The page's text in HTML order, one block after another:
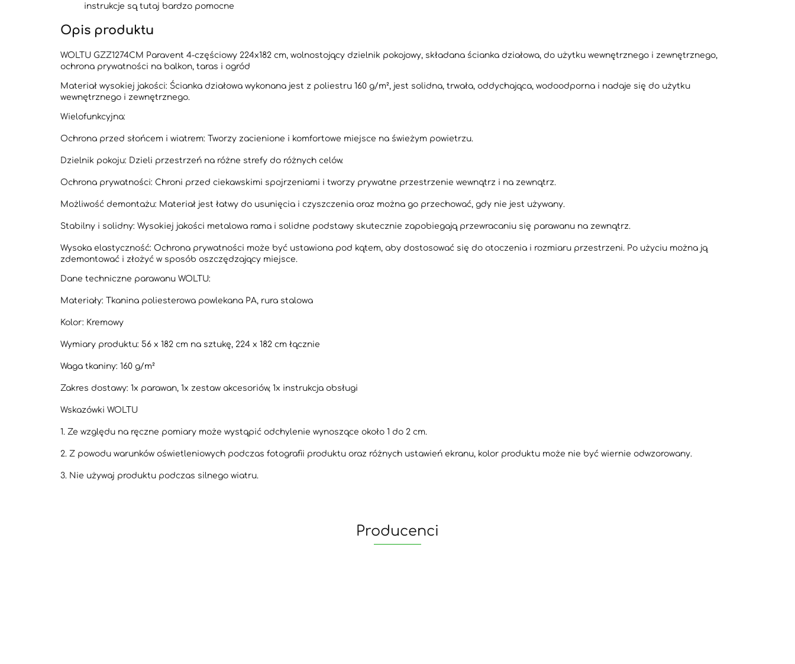
instrukcje są tutaj bardzo pomocne
Opis produktu
WOLTU GZZ1274CM Paravent 4-częściowy 224x182 cm, wolnostojący dzielnik pokojowy, składana ścianka działowa, do użytku wewnętrznego i zewnętrznego,
ochrona prywatności na balkon, taras i ogród
Materiał wysokiej jakości: Ścianka działowa wykonana jest z poliestru 160 g/m², jest solidna, trwała, oddychająca, wodoodporna i nadaje się do użytku
wewnętrznego i zewnętrznego.
Wielofunkcyjna:
Ochrona przed słońcem i wiatrem: Tworzy zacienione i komfortowe miejsce na świeżym powietrzu.
Dzielnik pokoju: Dzieli przestrzeń na różne strefy do różnych celów.
Ochrona prywatności: Chroni przed ciekawskimi spojrzeniami i tworzy prywatne przestrzenie wewnątrz i na zewnątrz.
Możliwość demontażu: Materiał jest łatwy do usunięcia i czyszczenia oraz można go przechować, gdy nie jest używany.
Stabilny i solidny: Wysokiej jakości metalowa rama i solidne podstawy skutecznie zapobiegają przewracaniu się parawanu na zewnątrz.
Wysoka elastyczność: Ochrona prywatności może być ustawiona pod kątem, aby dostosować się do otoczenia i rozmiaru przestrzeni. Po użyciu można ją
zdemontować i złożyć w sposób oszczędzający miejsce.
Dane techniczne parawanu WOLTU:
Materiały: Tkanina poliesterowa powlekana PA, rura stalowa
Kolor: Kremowy
Wymiary produktu: 56 x 182 cm na sztukę, 224 x 182 cm łącznie
Waga tkaniny: 160 g/m²
Zakres dostawy: 1x parawan, 1x zestaw akcesoriów, 1x instrukcja obsługi
Wskazówki WOLTU
1. Ze względu na ręczne pomiary może wystąpić odchylenie wynoszące około 1 do 2 cm.
2. Z powodu warunków oświetleniowych podczas fotografii produktu oraz różnych ustawień ekranu, kolor produktu może nie być wiernie odwzorowany.
3. Nie używaj produktu podczas silnego wiatru.
Producenci